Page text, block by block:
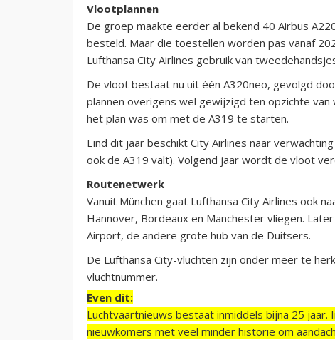
Vlootplannen
De groep maakte eerder al bekend 40 Airbus
besteld. Maar die toestellen worden pas vanaf
Lufthansa City Airlines gebruik van
De vloot bestaat nu uit één A320neo, gevolgd
plannen overigens wel gewijzigd ten opzichte
het plan was om met de A319 te starten.
Eind dit jaar beschikt City Airlines naar
ook de A319 valt). Volgend jaar wordt de vloot
Routenetwerk
Vanuit München gaat Lufthansa City Airlines ook
Hannover, Bordeaux en Manchester vliegen.
Airport, de andere grote hub van de Duitsers.
De Lufthansa City-vluchten zijn onder meer te
vluchtnummer.
Even dit:
Luchtvaartnieuws bestaat inmiddels bijna 25
nieuwkomers met veel minder historie om